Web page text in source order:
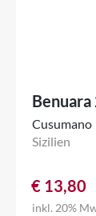
Cusumano
Sizilien
€ 13,80
inkl. 20%